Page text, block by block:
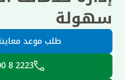
سهولة
طلب موعد
2223 8 800